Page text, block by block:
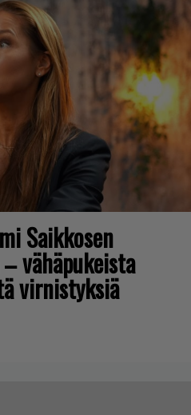
Saikkosen
vähäpukeista
virnistyksiä